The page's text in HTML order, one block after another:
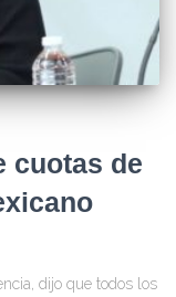
cuotas de
dijo que todos los